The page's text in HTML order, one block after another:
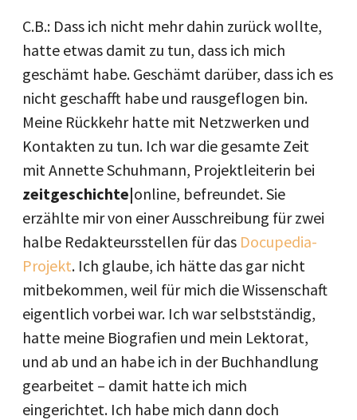
C.B.: Dass ich nicht mehr dahin zurück wollte,
hatte etwas damit zu tun, dass ich mich
geschämt habe. Geschämt darüber, dass ich es
nicht geschafft habe und rausgeflogen bin.
Meine Rückkehr hatte mit Netzwerken und
Kontakten zu tun. Ich war die gesamte Zeit
mit Annette Schuhmann, Projektleiterin bei
zeitgeschichte|online, befreundet. Sie
erzählte mir von einer Ausschreibung für zwei
halbe Redakteursstellen für das Docupedia-
Projekt. Ich glaube, ich hätte das gar nicht
mitbekommen, weil für mich die Wissenschaft
eigentlich vorbei war. Ich war selbstständig,
hatte meine Biografien und mein Lektorat,
und ab und an habe ich in der Buchhandlung
gearbeitet – damit hatte ich mich
eingerichtet. Ich habe mich dann doch